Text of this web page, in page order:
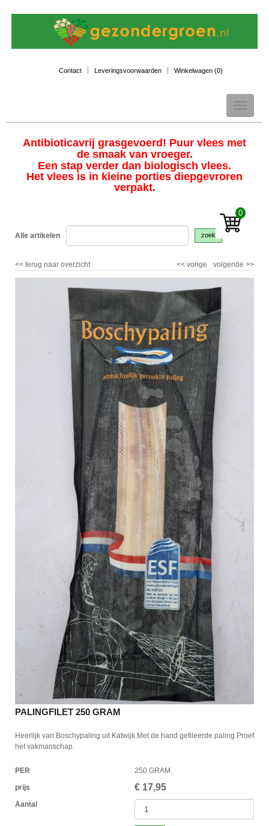
Contact Leveringsvoorwaarden Winkelwagen (0)
Toggle
Antibioticavrij grasgevoerd! Puur vlees met
de smaak van vroeger.
Een stap verder dan biologisch vlees.
Het vlees is in kleine porties diepgevroren
verpakt.
0
Alle artikelen zoek
<< terug naar overzicht volgende >>
<< vorige
PALINGFILET 250 GRAM
Heerlijk van Boschypaling uit Katwijk.Met de hand gefileerde paling.Proef
het vakmanschap.
PER
250 GRAM
prijs
€ 17,95
Aantal